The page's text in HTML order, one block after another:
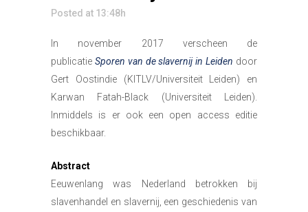
Posted at 13:48h
In november 2017 verscheen de
publicatie Sporen van de slavernij in Leiden door
Gert Oostindie (KITLV/Universiteit Leiden) en
Karwan Fatah-Black (Universiteit Leiden).
Inmiddels is er ook een open access editie
beschikbaar.
Abstract
Eeuwenlang was Nederland betrokken bij
slavenhandel en slavernij, een geschiedenis van